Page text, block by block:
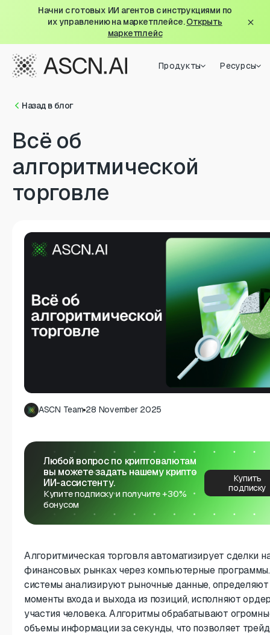
Начни с готовых ИИ агентов с инструкциями по
их управлению на маркетплейсе.Открыть
маркетплейс
Продукты Ресурсы
Назад в блог
Всё об
алгоритмической
торговле
ASCN Team 28 November 2025
Любой вопрос по криптовалютам
вы можете задать нашему крипто
ИИ-ассистенту.
Купите подписку и получите +30%
бонусом
Купить
подписку
Алгоритмическая торговля автоматизирует сделки
финансовых рынках через компьютерные
системы анализируют рыночные данные, определяют
моменты входа и выхода из позиций, исполняют
участия человека. Алгоритмы обрабатывают
объемы информации за секунды, что позволяет